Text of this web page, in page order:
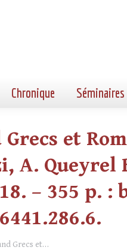
Chronique Séminaires
et
A.
– 355 p. :
Grecs et…